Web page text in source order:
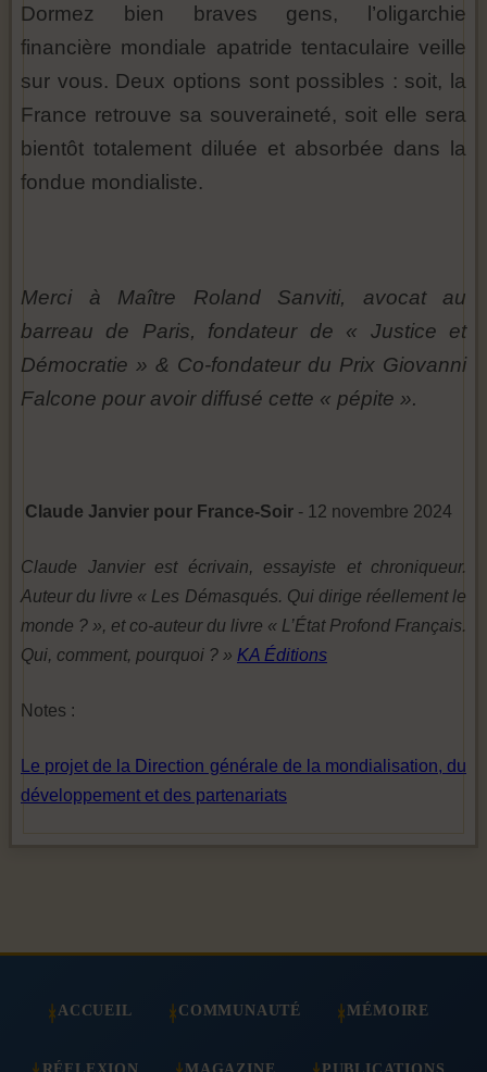
Dormez bien braves gens, l’oligarchie
financière mondiale apatride tentaculaire veille
sur vous. Deux options sont possibles : soit, la
France retrouve sa souveraineté, soit elle sera
bientôt totalement diluée et absorbée dans la
fondue mondialiste.
Merci à Maître Roland Sanviti, avocat au
barreau de Paris, fondateur de « Justice et
Démocratie » & Co-fondateur du Prix Giovanni
Falcone pour avoir diffusé cette « pépite ».
Claude Janvier pour France-Soir - 12 novembre 2024
Claude Janvier est écrivain, essayiste et chroniqueur.
Auteur du livre « Les Démasqués. Qui dirige réellement le
monde ? », et co-auteur du livre « L’État Profond Français.
Qui, comment, pourquoi ? » KA Éditions
Notes :
Le projet de la Direction générale de la mondialisation, du
développement et des partenariats
ACCUEIL COMMUNAUTÉ MÉMOIRE